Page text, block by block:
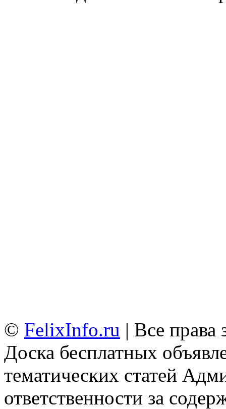
© FelixInfo.ru | Все
Доска бесплатных
тематических статей
ответственности за